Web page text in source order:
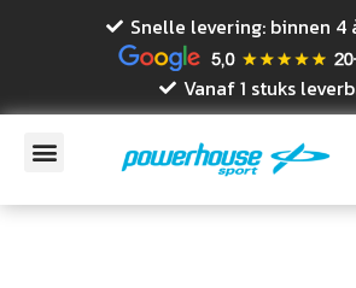
Snelle levering: binnen 4
Vanaf 1 stuks